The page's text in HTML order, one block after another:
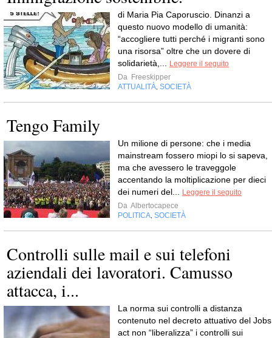
di Maria Pia Caporuscio. Dinanzi a
questo nuovo modello di umanità:
“accogliere tutti perché i migranti sono
una risorsa” oltre che un dovere di
solidarietà,...
Leggere il seguito
Da Freeskipper
ATTUALITÀ SOCIETÀ
Tengo Family
Un milione di persone: che i media
mainstream fossero miopi lo si sapeva,
ma che avessero le traveggole
accentando la moltiplicazione per dieci
dei numeri del...
Leggere il seguito
Da Albertocapece
POLITICA SOCIETÀ
Controlli sulle mail e sui telefoni
aziendali dei lavoratori. Camusso
attacca, i...
La norma sui controlli a distanza
contenuto nel decreto attuativo del Jobs
act non “liberalizza” i controlli sui